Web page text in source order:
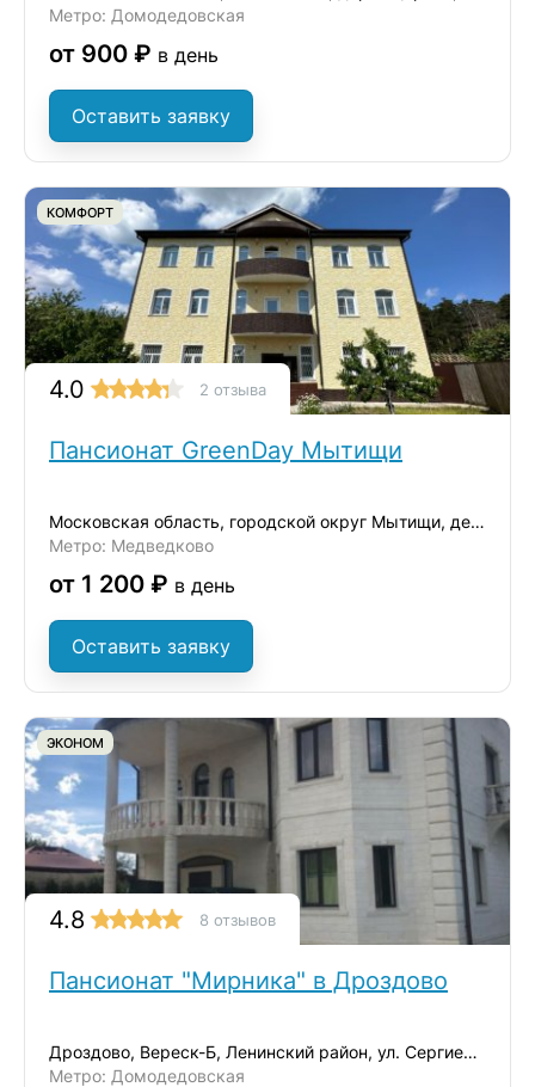
Метро: Домодедовская
от 900 ₽ в день
Оставить заявку
КОМФОРТ
4.0 2 отзыва
Пансионат GreenDay Мытищи
Московская область, городской округ Мытищи, деревня Ульянково, ул. Окольная
Метро: Медведково
от 1 200 ₽ в день
Оставить заявку
ЭКОНОМ
4.8 8 отзывов
Пансионат "Мирника" в Дроздово
Дроздово, Вереск-Б, Ленинский район, ул. Сергиевская, д.17А
Метро: Домодедовская